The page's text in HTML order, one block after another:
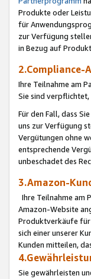
Produkte oder
für
zur Verfügung
in Bezug auf
Ihre Teilnahme am
Sie sind
Für den Fall, dass
uns zur Verfügung
Vergütungen ohne
entsprechende
unbeschadet des
3.Amazon-
Ihre Teilnahme am
Amazon-Website
Produktverkäufe für
sich einer unserer
Kunden mitteilen,
Sie gewährleisten